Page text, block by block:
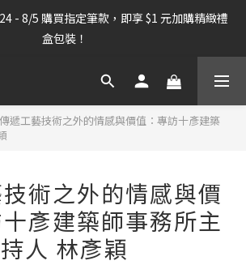
】7/30–8/7 進行機器維護，期間「含雷雕之
單」將暫停出貨，敬請見諒。
24 - 8/5 購買指定筆款，即享 $1 元加購精緻禮
盒包裝！
】7/30–8/7 進行機器維護，期間「含雷雕之
傳遞工藝技術之外的情感與價值：專訪十彥建築
術之外的情感與價
彥建築師事務所主
持人 林彥穎